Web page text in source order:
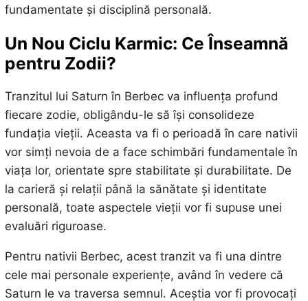
fundamentate și disciplină personală.
Un Nou Ciclu Karmic: Ce Înseamnă
pentru Zodii?
Tranzitul lui Saturn în Berbec va influența profund
fiecare zodie, obligându-le să își consolideze
fundația vieții. Aceasta va fi o perioadă în care nativii
vor simți nevoia de a face schimbări fundamentale în
viața lor, orientate spre stabilitate și durabilitate. De
la carieră și relații până la sănătate și identitate
personală, toate aspectele vieții vor fi supuse unei
evaluări riguroase.
Pentru nativii Berbec, acest tranzit va fi una dintre
cele mai personale experiențe, având în vedere că
Saturn le va traversa semnul. Aceștia vor fi provocați